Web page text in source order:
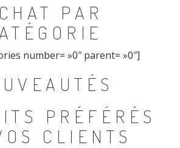
PAR
number= »0″ parent= »0″]
PRÉFÉRÉS
CLIENTS